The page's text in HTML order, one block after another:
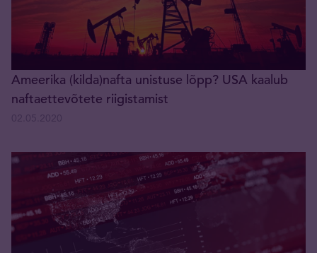
Ameerika (kilda)nafta unistuse lõpp? USA kaalub
naftaettevõtete riigistamist